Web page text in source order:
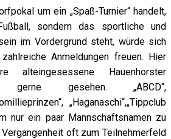
um ein „Spaß-Turnier“ handelt,
sondern das sportliche und
im Vordergrund steht, würde sich
Anmeldungen freuen. Hier
alteingesessene Hauenhorster
gerne gesehen. „ABCD“,
„Haganaschi“,„Tippclub
nur ein paar Mannschaftsnamen zu
oft zum Teilnehmerfeld